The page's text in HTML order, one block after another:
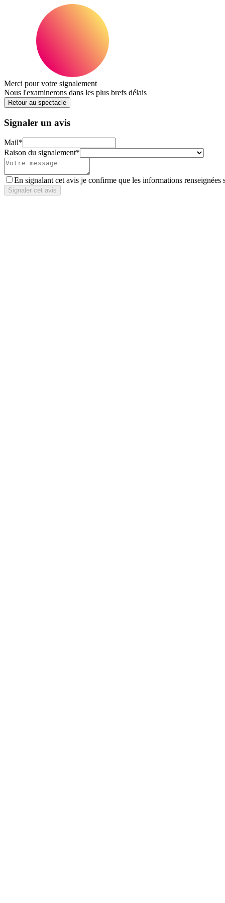
Merci pour votre signalement
Nous l'examinerons dans les plus brefs délais
Retour au spectacle
Signaler un avis
Mail*
Raison du signalement*
En signalant cet avis je confirme que les informations renseignées
Signaler cet avis